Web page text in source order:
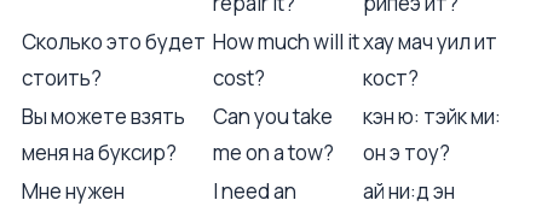
Сколько это будет
стоить?
How much will it
cost?
хау мач уил ит
кост?
Вы можете взять
меня на буксир?
Can you take
me on a tow?
кэн ю: тэйк ми:
он э тоу?
Мне нужен
I need an
ай ни:д эн